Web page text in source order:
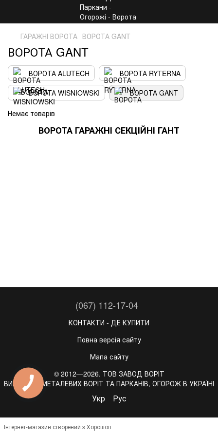
ГАРАЖНІ ВОРОТА ВОРОТА GANT
ВОРОТА GANT
ВОРОТА ALUTECH
ВОРОТА RYTERNA
ВОРОТА WISNIOWSKI
ВОРОТА GANT
Немає товарів
ВОРОТА ГАРАЖНІ СЕКЦІЙНІ ГАНТ
(067) 112-17-04
КОНТАКТИ - ДЕ КУПИТИ
Повна версія сайту
Мапа сайту
© 2012—2026. ТОВ ЗАВОД ВОРІТ
ВИРОБНИК МЕТАЛЕВИХ ВОРІТ ТА ПАРКАНІВ, ОГОРОЖ В УКРАЇНІ
Укр Рус
Інтернет-магазин створений з Хорошоп